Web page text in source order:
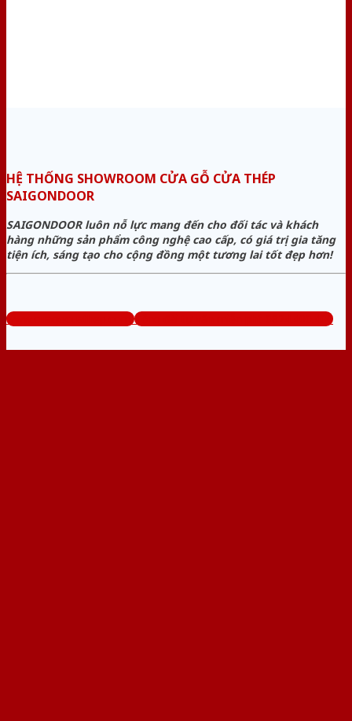
HỆ THỐNG SHOWROOM CỬA GỖ CỬA THÉP
SAIGONDOOR
SAIGONDOOR luôn nỗ lực mang đến cho đối tác và khách
hàng những sản phẩm công nghệ cao cấp, có giá trị gia tăng
tiện ích, sáng tạo cho cộng đồng một tương lai tốt đẹp hơn!
www.cuagocuathep.com Tổng đài tư vấn miễn phí: 0824.400.400